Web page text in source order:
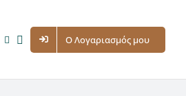
Ο Λογαριασμός μου